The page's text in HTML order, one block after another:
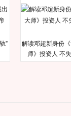
”
解读邓超新身份
师》投资人 不